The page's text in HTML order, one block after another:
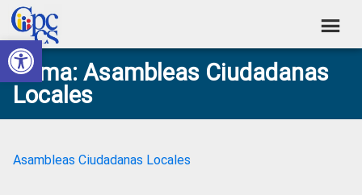
Abrir barra de herramientas
Skip
to
primary
navigation
Skip
to
main
content
Skip
to
primary
sidebar
Skip
to
footer
Consejo
de
Participación
Construyendo
Poder
Ciudadano
Tema: Asambleas Ciudadanas
Locales
Asambleas Ciudadanas Locales